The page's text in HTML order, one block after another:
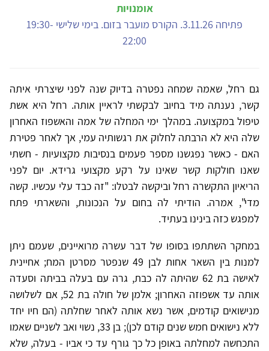
אומנויות
פתיחה 3.11.26. הקורס מועבר בזום. בימי שלישי 19:30-
22:00
גם רחל, שאמה שמחה נפטרה בדיוק שנה לפני שיצרתי איתה
קשר, נענתה מיד בחיוב לבקשתי לראיין אותה. רחל היא אשת
טיפול במקצועה. במהלך ימי המחלה של אמה והאשפוז האחרון
שלה היא לא הרבתה לחלוק את רגשותיה עמי, אך לאחר פטירת
האם - כאשר נפגשנו מספר פעמים בנסיבות מקצועיות - חשתי
שאנו חולקות קשר שאינו על רקע מקצועי גרידא. יום לפני
הריאיון התקשרה רחל וביקשה לבטלו: "זה כבד עלי עכשיו. קשה
מדי", אמרה. הודיתי לה בחום על הנכונות, והשארתי פתח
למפגש כזה בינינו בעתיד.
במחקר השתתפו בסופו של דבר עשרה מרואיינים, שעמם ניתן
למנות בין השאר אחות לבן 49 שנפטר מסרטן המח; אחיינית
לאישה בת 62 שהיתה לה כבת, גרה עם בעלה בביתה וסעדה
אותה עד אשפוזה האחרון; אלמן של חולה בת 52, אם לשלושה
מנישואים קודמים, אשר נשא אותה לאחר שחלתה (הם חיו יחד
ללא נישואים חמש שנים קודם לכן); בן 33, נשוי ואב לשניים שאמו
התכחשה למחלתה באופן כל כך גורף עד כי אביו - בעלה, שלא